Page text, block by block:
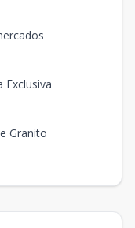
Exclusiva
Granito